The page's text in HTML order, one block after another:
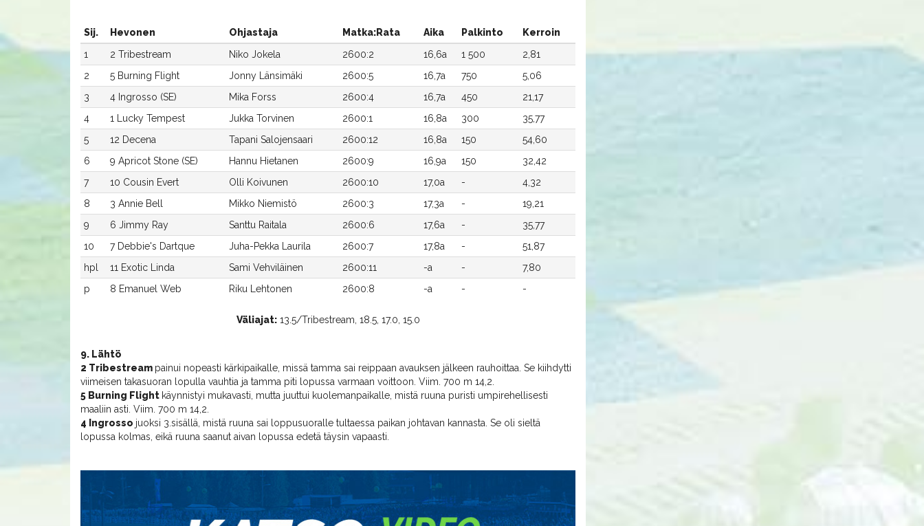
Sij. Hevonen Ohjastaja Matka:Rata Aika Palkinto
Kerroin
1
2 Tribestream Niko Jokela 2600:2 16,6a 1 500
2,81
2
5 Burning Flight Jonny Länsimäki 2600:5 16,7a 750
5,06
3
4 Ingrosso (SE) Mika Forss 2600:4 16,7a 450
21,17
4
1 Lucky Tempest Jukka Torvinen 2600:1 16,8a 300
35,77
5
12 Decena Tapani Salojensaari 2600:12 16,8a 150
54,60
6
9 Apricot Stone (SE) Hannu Hietanen 2600:9 16,9a 150
32,42
7
10 Cousin Evert Olli Koivunen 2600:10 17,0a -
4,32
8
3 Annie Bell Mikko Niemistö 2600:3 17,3a -
19,21
9
6 Jimmy Ray Santtu Raitala 2600:6 17,6a -
35,77
10
7 Debbie's Dartque Juha-Pekka Laurila 2600:7 17,8a -
51,87
hpl
11 Exotic Linda Sami Vehviläinen 2600:11 -a -
7,80
p
8 Emanuel Web Riku Lehtonen 2600:8 -a - -
Väliajat:13.5/Tribestream, 18.5, 17.0, 15.0
9. Lähtö
2 Tribestream painui nopeasti kärkipaikalle, missä tamma sai reippaan avauksen jälkeen rauhoittaa. Se kiihdytti
viimeisen takasuoran lopulla vauhtia ja tamma piti lopussa varmaan voittoon. Viim. 700 m 14,2.
5 Burning Flight käynnistyi mukavasti, mutta juuttui kuolemanpaikalle, mistä ruuna puristi umpirehellisesti
maaliin asti. Viim. 700 m 14,2.
4 Ingrosso juoksi 3.sisällä, mistä ruuna sai loppusuoralle tultaessa paikan johtavan kannasta. Se oli sieltä
lopussa kolmas, eikä ruuna saanut aivan lopussa edetä täysin vapaasti.